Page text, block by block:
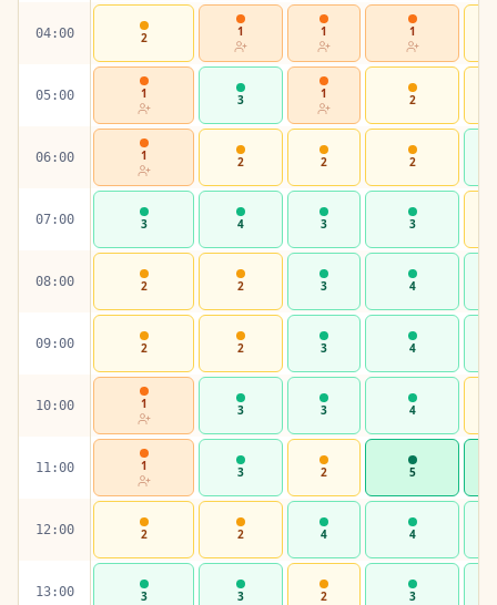
04:00 2 1 1 1
05:00 1 3 1 2
06:00 1 2 2 2
07:00 3 4 3 3
08:00 2 2 3 4
09:00 2 2 3 4
10:00 1 3 3 4
11:00 1 3 2 5
12:00 2 2 4 4
13:00 3 3 2 3